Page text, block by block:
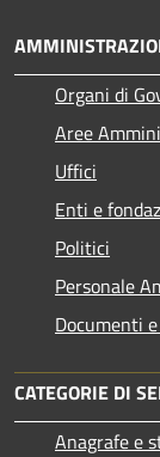
Organi di
Aree
Uffici
Enti e
Politici
Personale
Documenti
CATEGORIE DI
Anagrafe e